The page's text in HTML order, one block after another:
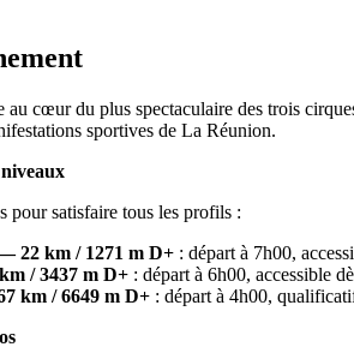
au cœur du plus spectaculaire des trois
sportives de La Réunion.
pour satisfaire tous les profils :
22 km / 1271 m D+ : départ à 7h00,
/ 3437 m D+ : départ à 6h00, accessible
km / 6649 m D+ : départ à 4h00,